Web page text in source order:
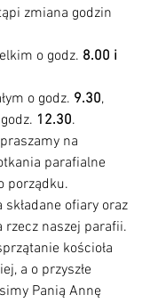
zmiana godzin
o godz. 8.00 i
o godz. 9.30,
12.30.
na
parafialne
porządku.
składane ofiary oraz
rzecz naszej parafii.
kościoła
a o przyszłe
Panią Annę